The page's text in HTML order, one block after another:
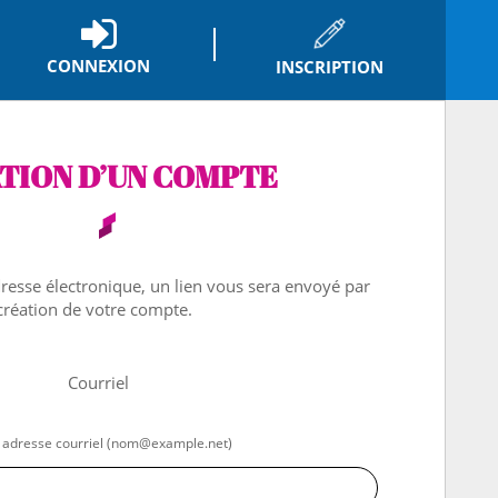
CONNEXION INSCRIPTION
D’UN COMPTE
électronique, un lien vous sera envoyé par
de votre compte.
Courriel
*
courriel (nom@example.net)